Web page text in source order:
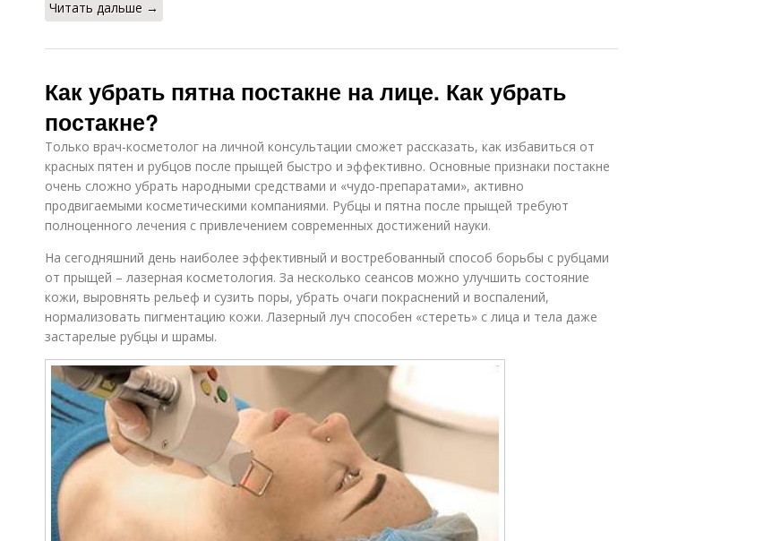
Читать дальше →
Как убрать пятна постакне на лице. Как убрать
постакне?
Только врач-косметолог на личной консультации сможет рассказать, как избавиться от
красных пятен и рубцов после прыщей быстро и эффективно. Основные признаки постакне
очень сложно убрать народными средствами и «чудо-препаратами», активно
продвигаемыми косметическими компаниями. Рубцы и пятна после прыщей требуют
полноценного лечения с привлечением современных достижений науки.
На сегодняшний день наиболее эффективный и востребованный способ борьбы с рубцами
от прыщей – лазерная косметология. За несколько сеансов можно улучшить состояние
кожи, выровнять рельеф и сузить поры, убрать очаги покраснений и воспалений,
нормализовать пигментацию кожи. Лазерный луч способен «стереть» с лица и тела даже
застарелые рубцы и шрамы.